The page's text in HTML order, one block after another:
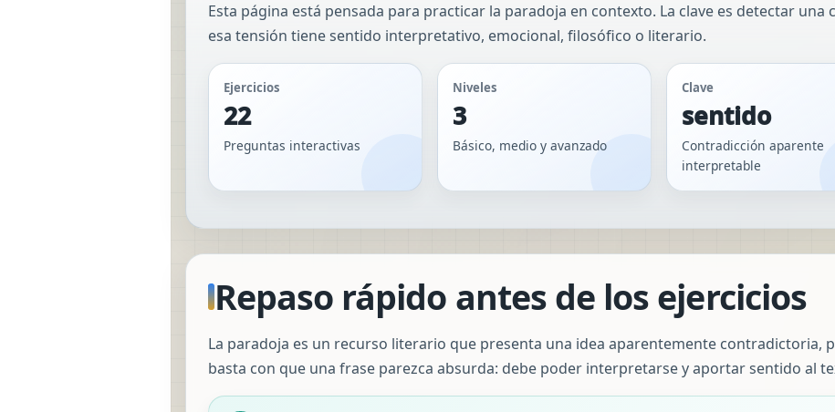
Esta página está pensada para practicar la paradoja en contexto. La clave es detectar
esa tensión tiene sentido interpretativo, emocional, filosófico o literario.
Ejercicios
22
Preguntas interactivas
Niveles
3
Básico, medio y avanzado
Clave
sentido
Contradicción aparente
interpretable
Repaso rápido antes de los ejercicios
La paradoja es un recurso literario que presenta una idea aparentemente contradictoria,
basta con que una frase parezca absurda: debe poder interpretarse y aportar sentido al